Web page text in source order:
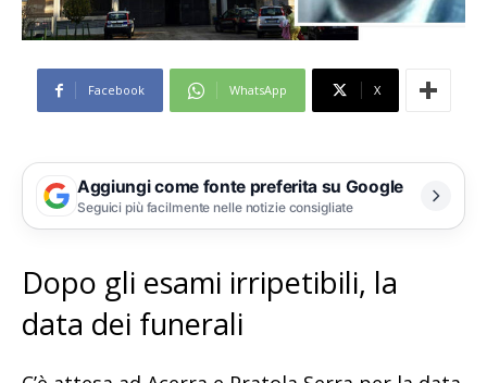
Facebook WhatsApp X
Aggiungi come fonte preferita su Google
Seguici più facilmente nelle notizie consigliate
Dopo gli esami irripetibili, la
data dei funerali